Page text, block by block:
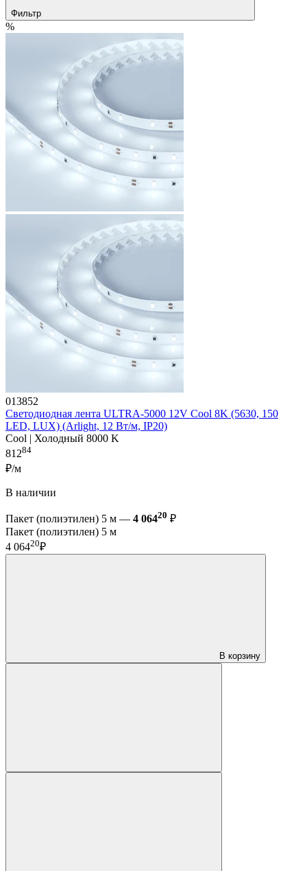
Фильтр
%
013852
Светодиодная лента ULTRA-5000 12V Cool 8K (5630, 150
LED, LUX) (Arlight, 12 Вт/м, IP20)
Cool | Холодный 8000 K
81284
₽/м
В наличии
Пакет (полиэтилен) 5 м — 4 06420 ₽
Пакет (полиэтилен) 5 м
4 06420₽
В корзину